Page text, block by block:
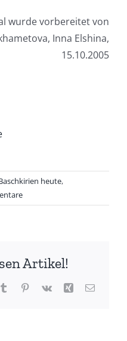
wurde vorbereitet von
Inna Elshina,
15.10.2005
heute,
Artikel!
TumblrPinterest
Vk Xing E-